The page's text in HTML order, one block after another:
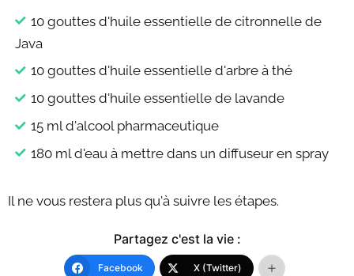
10 gouttes d'huile essentielle de citronnelle de
Java
10 gouttes d'huile essentielle d'arbre à thé
10 gouttes d'huile essentielle de lavande
15 ml d'alcool pharmaceutique
180 ml d'eau à mettre dans un diffuseur en spray
Il ne vous restera plus qu'à suivre les étapes.
Partagez c'est la vie :
Facebook X (Twitter)